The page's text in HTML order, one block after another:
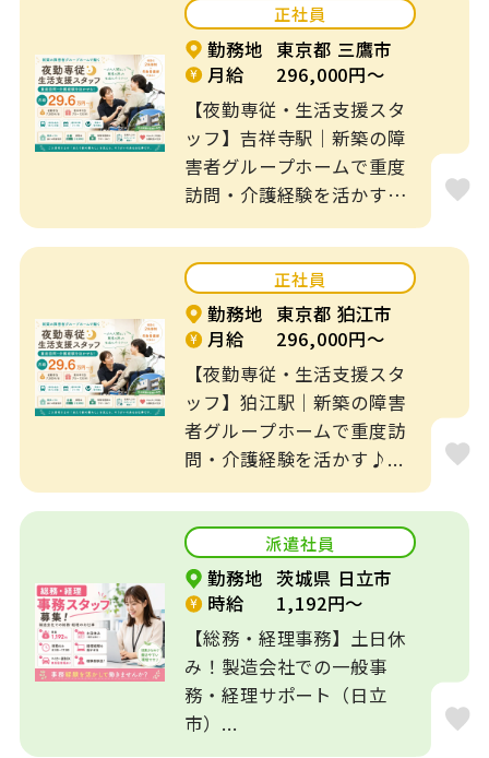
補助業務
短時間 制服あり
出産・育児休暇あ
り
経験不問 入社日相談可
平日休みOK
社会保険完備 未経験者歓迎
乳児保育 駅徒歩圏内
主婦が活躍
ミドル世代が活躍 交通費支給
16時で帰れる
社員の登用あり
正社員
勤務地 東京都 三鷹市
月給
296,000円～
【夜勤専従・生活支援スタ
ッフ】吉祥寺駅｜新築の障
害者グループホームで重度
訪問・介護経験を活かす
♪...
正社員
勤務地 東京都 狛江市
月給
296,000円～
【夜勤専従・生活支援スタ
ッフ】狛江駅｜新築の障害
者グループホームで重度訪
問・介護経験を活かす♪...
派遣社員
勤務地 茨城県 日立市
時給
1,192円～
【総務・経理事務】土日休
み！製造会社での一般事
務・経理サポート（日立
市）...